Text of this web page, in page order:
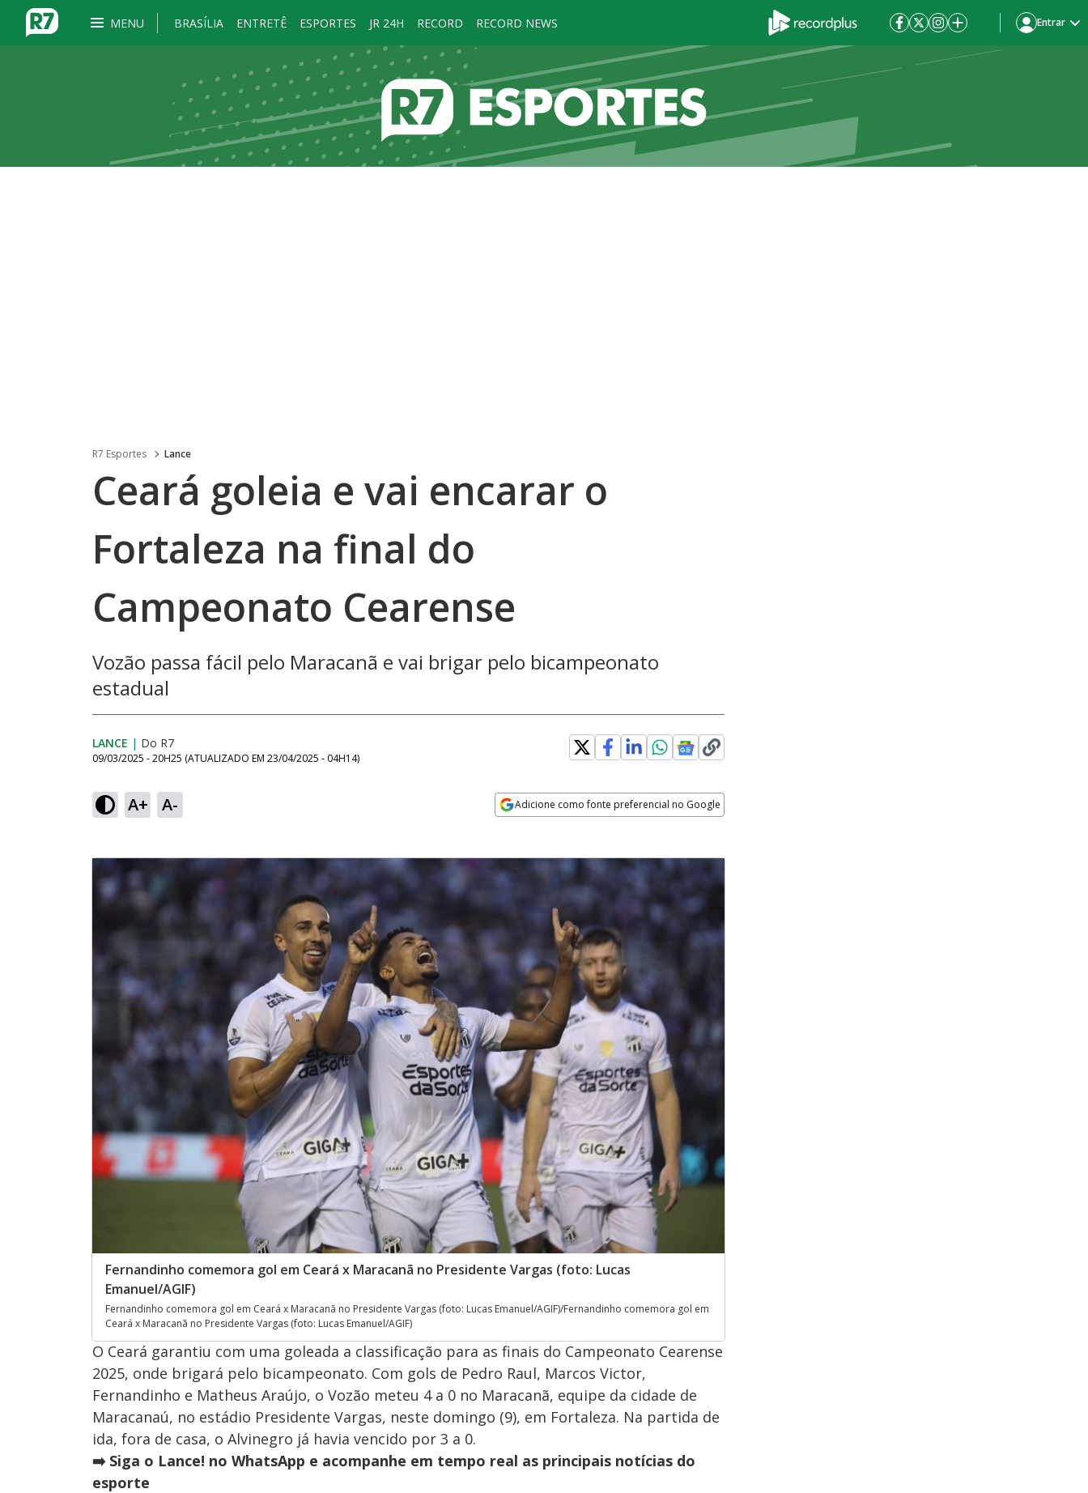
MENU BRASÍLIA ENTRETÊ ESPORTES JR 24H RECORD RECORD NEWS Entrar
R7 Esportes Lance
Ceará goleia e vai encarar o
Fortaleza na final do
Campeonato Cearense
Vozão passa fácil pelo Maracanã e vai brigar pelo bicampeonato
estadual
LANCE | Do R7
09/03/2025 - 20H25 (ATUALIZADO EM 23/04/2025 - 04H14)
A+ A- Adicione como fonte preferencial no Google
Fernandinho comemora gol em Ceará x Maracanã no Presidente Vargas (foto: Lucas
Emanuel/AGIF)
Fernandinho comemora gol em Ceará x Maracanã no Presidente Vargas (foto: Lucas Emanuel/AGIF)/Fernandinho comemora gol em
Ceará x Maracanã no Presidente Vargas (foto: Lucas Emanuel/AGIF)
O Ceará garantiu com uma goleada a classificação para as finais do Campeonato Cearense
2025, onde brigará pelo bicampeonato. Com gols de Pedro Raul, Marcos Victor,
Fernandinho e Matheus Araújo, o Vozão meteu 4 a 0 no Maracanã, equipe da cidade de
Maracanaú, no estádio Presidente Vargas, neste domingo (9), em Fortaleza. Na partida de
ida, fora de casa, o Alvinegro já havia vencido por 3 a 0.
➡️ Siga o Lance! no WhatsApp e acompanhe em tempo real as principais notícias do
esporte